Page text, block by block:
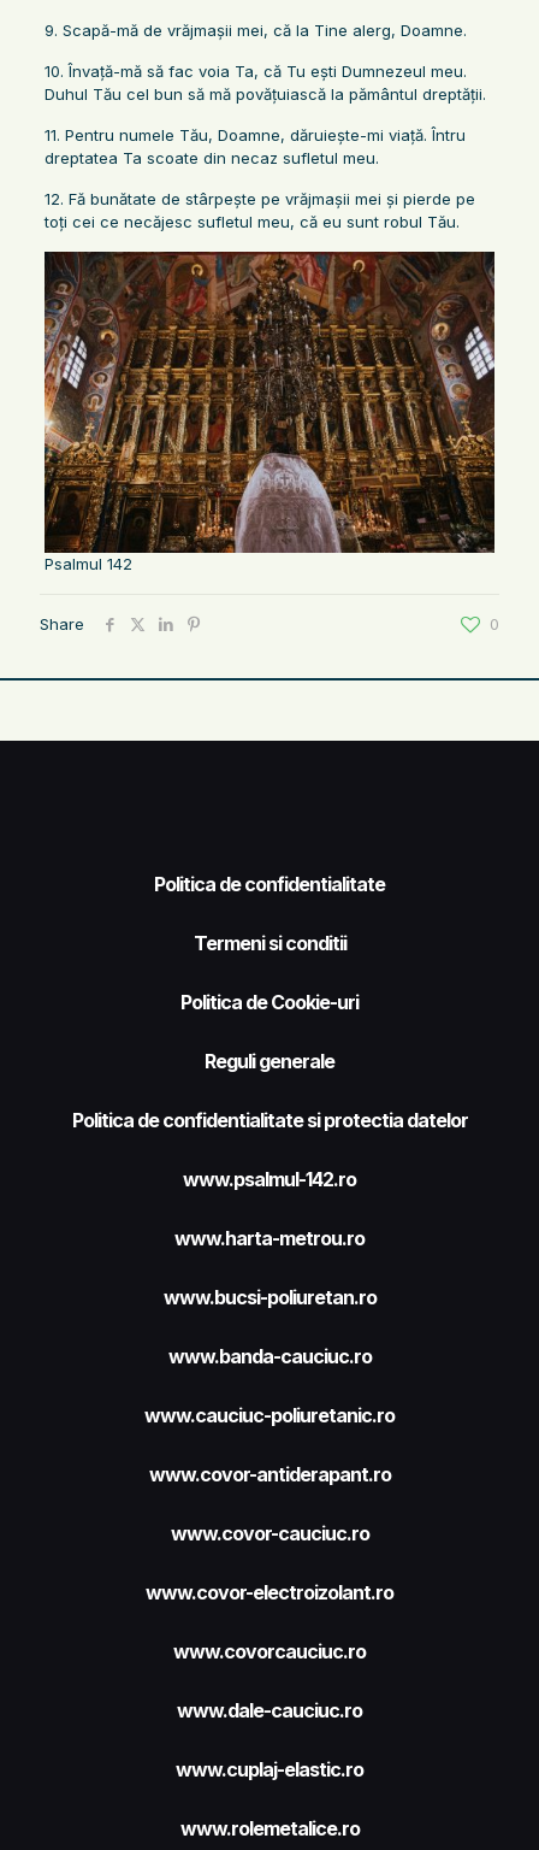
9. Scapă-mă de vrăjmaşii mei, că la Tine alerg, Doamne.
10. Învaţă-mă să fac voia Ta, că Tu eşti Dumnezeul meu.
Duhul Tău cel bun să mă povăţuiască la pământul dreptăţii.
11. Pentru numele Tău, Doamne, dăruieşte-mi viaţă. Întru
dreptatea Ta scoate din necaz sufletul meu.
12. Fă bunătate de stârpeşte pe vrăjmaşii mei şi pierde pe
toţi cei ce necăjesc sufletul meu, că eu sunt robul Tău.
Psalmul 142
Share 0
Politica de confidentialitate
Termeni si conditii
Politica de Cookie-uri
Reguli generale
Politica de confidentialitate si protectia datelor
www.psalmul-142.ro
www.harta-metrou.ro
www.bucsi-poliuretan.ro
www.banda-cauciuc.ro
www.cauciuc-poliuretanic.ro
www.covor-antiderapant.ro
www.covor-cauciuc.ro
www.covor-electroizolant.ro
www.covorcauciuc.ro
www.dale-cauciuc.ro
www.cuplaj-elastic.ro
www.rolemetalice.ro